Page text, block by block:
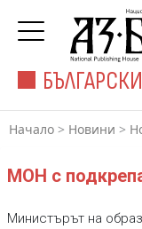
Начало > Новини >
МОН с
Министърът на